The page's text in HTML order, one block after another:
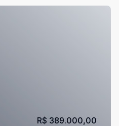
R$ 389.000,00